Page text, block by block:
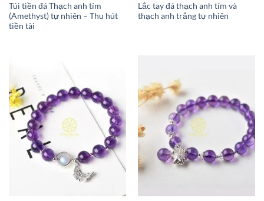
Túi tiền đá Thạch anh tím
(Amethyst) tự nhiên – Thu hút
tiền tài
Lắc tay đá thạch anh tím và
thạch anh trắng tự nhiên